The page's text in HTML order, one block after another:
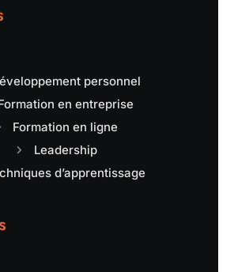
personnel
en entreprise
Formation en ligne
Leadership
d’apprentissage